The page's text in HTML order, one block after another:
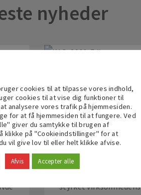
nyheder
idverde
2025 og går
momentum
idverde afsluttede
operationelt
strategiske planer er
styrket
cookies til at tilpasse vores indhold,
cookies til at vise dig funktioner til
analysere vores trafik på hjemmesiden.
for at få hjemmesiden til at fungere. Ved
giver du samtykke til brugen af
klikke på "Cookieindstillinger" for at
vil give lov til eller helt klikke afvise.
Afvis Accepter alle